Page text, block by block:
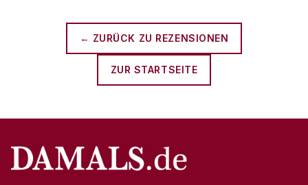
← ZURÜCK ZU REZENSIONEN
ZUR STARTSEITE